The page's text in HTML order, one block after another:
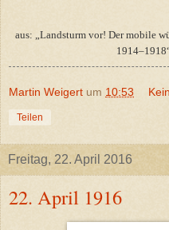
aus: „Landsturm vor! Der mobile
Martin Weigert um 10:53
Teilen
Freitag, 22. April 2016
22. April 1916